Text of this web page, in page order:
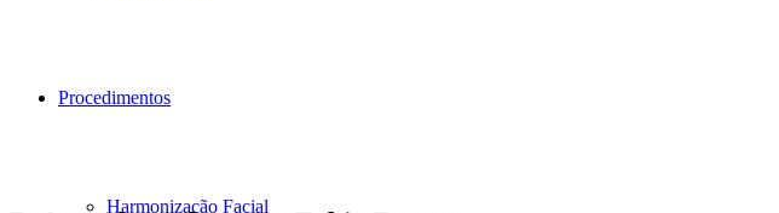
Procedimentos
Harmonização Facial